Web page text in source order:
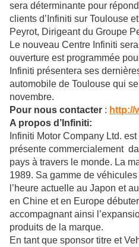
sera déterminante pour
clients d’Infiniti sur Toulouse
Peyrot, Dirigeant du Groupe
Le nouveau Centre Infiniti
ouverture est programmée
Infiniti présentera ses
automobile de Toulouse qui
novembre.
Pour nous contacter : http://
A propos d’Infiniti:
Infiniti Motor Company Ltd.
présente commercialement
pays à travers le monde. La
1989. Sa gamme de
l’heure actuelle au Japon et
en Chine et en Europe
accompagnant ainsi
produits de la marque.
En tant que sponsor titre et